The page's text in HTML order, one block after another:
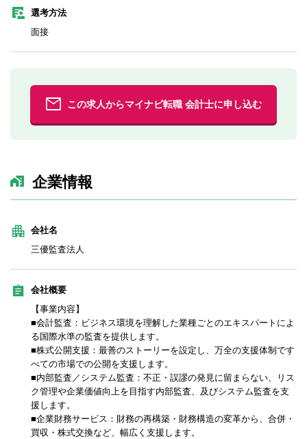
選考方法
面接
この求人からマイナビ転職 会計士に申し込む
企業情報
会社名
三優監査法人
会社概要
【事業内容】
■会計監査：ビジネス環境を理解した業種ごとのエキスパートによ
る国際水準の監査を提供します。
■株式公開支援：最善のストーリーを設定し、万全の支援体制です
べての市場での公開を支援します。
■内部監査／システム監査：不正・誤謬の発見に留まらない、リス
ク管理や企業価値向上を目指す内部監査、及びシステム監査を支
援します。
■企業財務サービス：財務の再構築・財務構造の変革から、合併・
買収・株式交換など、幅広く支援します。